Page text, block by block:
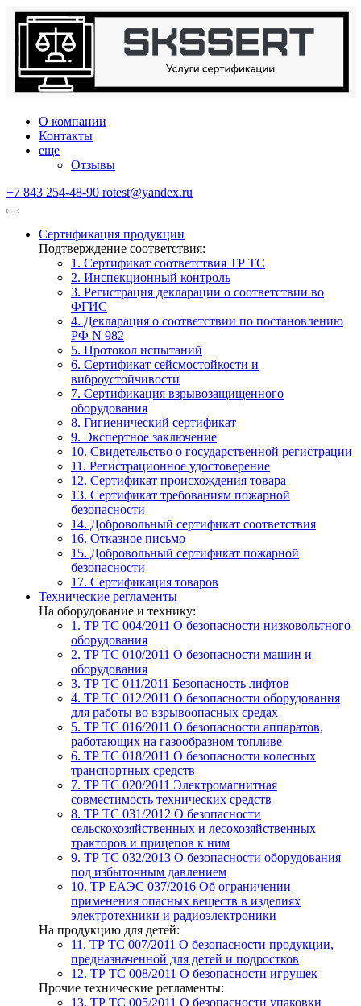
О компании
Контакты
еще
Отзывы
+7 843 254-48-90 rotest@yandex.ru
Сертификация продукции
Подтверждение соответствия:
1. Сертификат соответствия ТР ТС
2. Инспекционный контроль
3. Регистрация декларации о соответствии во
ФГИС
4. Декларация о соответствии по постановлению
РФ N 982
5. Протокол испытаний
6. Сертификат сейсмостойкости и
виброустойчивости
7. Сертификация взрывозащищенного
оборудования
8. Гигиенический сертификат
9. Экспертное заключение
10. Свидетельство о государственной регистрации
11. Регистрационное удостоверение
12. Сертификат происхождения товара
13. Сертификат требованиям пожарной
безопасности
14. Добровольный сертификат соответствия
16. Отказное письмо
15. Добровольный сертификат пожарной
безопасности
17. Сертификация товаров
Технические регламенты
На оборудование и технику:
1. ТР ТС 004/2011 О безопасности низковольтного
оборудования
2. ТР ТС 010/2011 О безопасности машин и
оборудования
3. ТР ТС 011/2011 Безопасность лифтов
4. ТР ТС 012/2011 О безопасности оборудования
для работы во взрывоопасных средах
5. ТР ТС 016/2011 О безопасности аппаратов,
работающих на газообразном топливе
6. ТР ТС 018/2011 О безопасности колесных
транспортных средств
7. TР ТС 020/2011 Электромагнитная
совместимость технических средств
8. ТР ТС 031/2012 О безопасности
сельскохозяйственных и лесохозяйственных
тракторов и прицепов к ним
9. ТР ТС 032/2013 О безопасности оборудования
под избыточным давлением
10. ТР ЕАЭС 037/2016 Об ограничении
применения опасных веществ в изделиях
электротехники и радиоэлектроники
На продукцию для детей:
11. ТР ТС 007/2011 О безопасности продукции,
предназначенной для детей и подростков
12. ТР ТС 008/2011 О безопасности игрушек
Прочие технические регламенты:
13. ТР ТС 005/2011 О безопасности упаковки